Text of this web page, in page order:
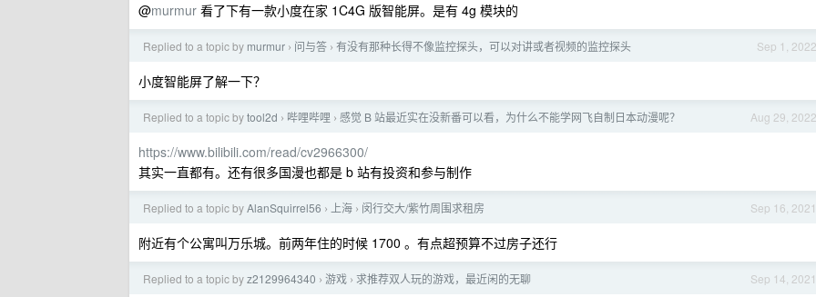
@murmur 看了下有一款小度在家 1C4G 版智能屏。是有 4g 模块的
Sep 1, 2022
Replied to a topic by murmur › 问与答 › 有没有那种长得不像监控探头，可以对讲或者视频的监控探头
小度智能屏了解一下？
Aug 29, 2022
Replied to a topic bytool2d › 哔哩哔哩 › 感觉 B 站最近实在没新番可以看，为什么不能学网飞自制日本动漫呢？
https://www.bilibili.com/read/cv2966300/
其实一直都有。还有很多国漫也都是 b 站有投资和参与制作
Sep 16, 2021
Replied to a topic byAlanSquirrel56 › 上海 › 闵行交大/紫竹周围求租房
附近有个公寓叫万乐城。前两年住的时候 1700 。有点超预算不过房子还行
Sep 14, 2021
Replied to a topic byz2129964340 › 游戏 › 求推荐双人玩的游戏，最近闲的无聊